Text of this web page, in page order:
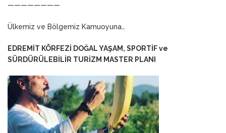
————————
Ülkemiz ve Bölgemiz Kamuoyuna…
EDREMİT KÖRFEZİ DOĞAL YAŞAM, SPORTİF ve
SÜRDÜRÜLEBİLİR TURİZM MASTER PLANI